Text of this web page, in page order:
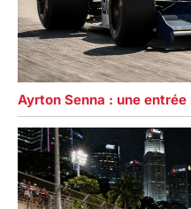
Ayrton Senna : une